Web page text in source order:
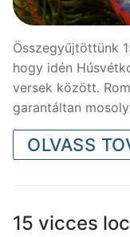
Összegyűjtöttünk
hogy idén
versek között.
garantáltan
OLVASS
15 vicces